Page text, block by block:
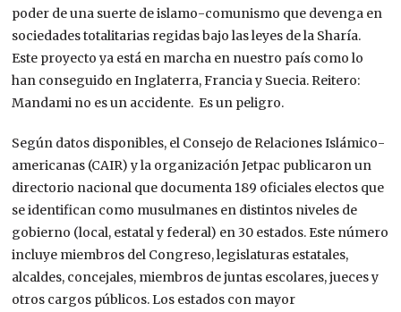
poder de una suerte deislamo-comunismo que devenga en
sociedades totalitarias regidas bajo las leyes de la Sharía.
Este proyecto ya está en marcha en nuestro país como lo
han conseguido en Inglaterra, Francia y Suecia. Reitero:
Mandami no es un accidente. Es un peligro.
Según datos disponibles, el Consejo de Relaciones Islámico-
americanas (CAIR) y la organización Jetpac publicaron un
directorio nacional que documenta 189 oficiales electos que
se identifican como musulmanes en distintos niveles de
gobierno (local, estatal y federal) en 30 estados. Este número
incluye miembros del Congreso, legislaturas estatales,
alcaldes, concejales, miembros de juntas escolares, jueces y
otros cargos públicos. Los estados con mayor